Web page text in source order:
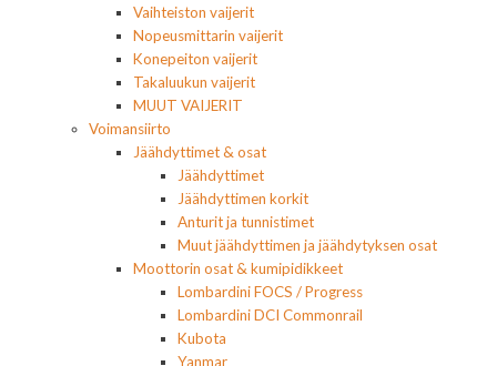
Vaihteiston vaijerit
Nopeusmittarin vaijerit
Konepeiton vaijerit
Takaluukun vaijerit
MUUT VAIJERIT
Voimansiirto
Jäähdyttimet & osat
Jäähdyttimet
Jäähdyttimen korkit
Anturit ja tunnistimet
Muut jäähdyttimen ja jäähdytyksen osat
Moottorin osat & kumipidikkeet
Lombardini FOCS / Progress
Lombardini DCI Commonrail
Kubota
Yanmar